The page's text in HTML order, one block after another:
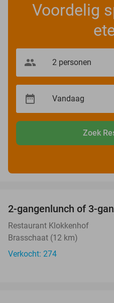
Voordelig
Zoek
2-gangenlunch of 3-
Restaurant Klokkenhof
Brasschaat (12 km)
Verkocht: 274